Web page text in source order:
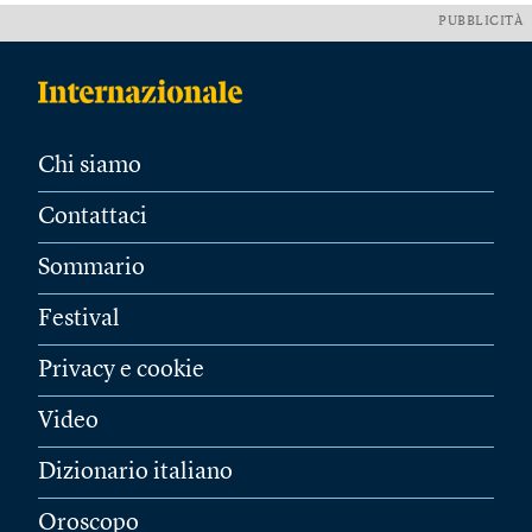
PUBBLICITÀ
Chi siamo
Contattaci
Sommario
Festival
Privacy e cookie
Video
Dizionario italiano
Oroscopo